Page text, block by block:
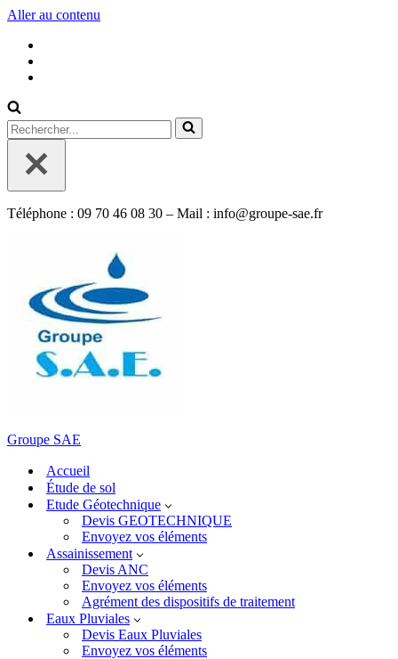
Aller au contenu
Rechercher...
Téléphone : 09 70 46 08 30 – Mail : info@groupe-sae.fr
Groupe SAE
Accueil
Étude de sol
Etude Géotechnique
Devis GEOTECHNIQUE
Envoyez vos éléments
Assainissement
Devis ANC
Envoyez vos éléments
Agrément des dispositifs de traitement
Eaux Pluviales
Devis Eaux Pluviales
Envoyez vos éléments